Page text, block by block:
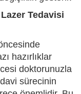
Tedavisi
hazırlıklar
doktorunuzla
sürecinin